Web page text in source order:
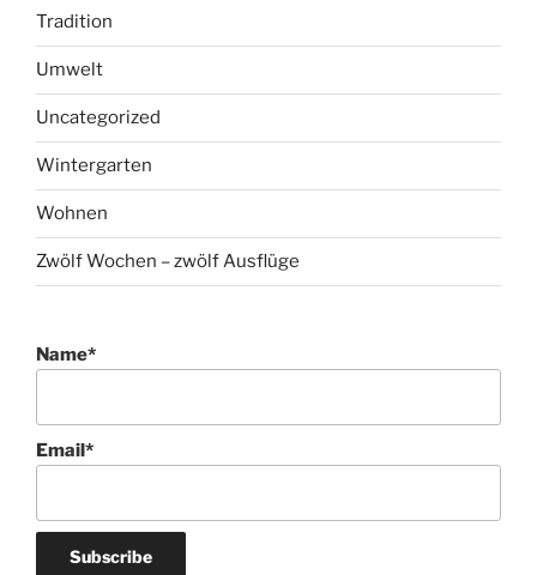
Tradition
Umwelt
Uncategorized
Wintergarten
Wohnen
Zwölf Wochen – zwölf Ausflüge
Name*
Email*